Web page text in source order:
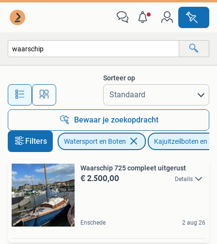
Alle afstanden…
Sorteer op
Bewaar je zoekopdracht
Filters Watersport en Boten Kajuitzeilboten en
Waarschip 725 compleet uitgerust
€ 2.500,00 Details
Enschede 2 aug 26